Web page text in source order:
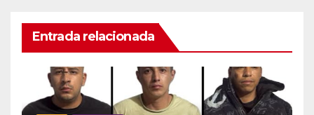
Entrada relacionada